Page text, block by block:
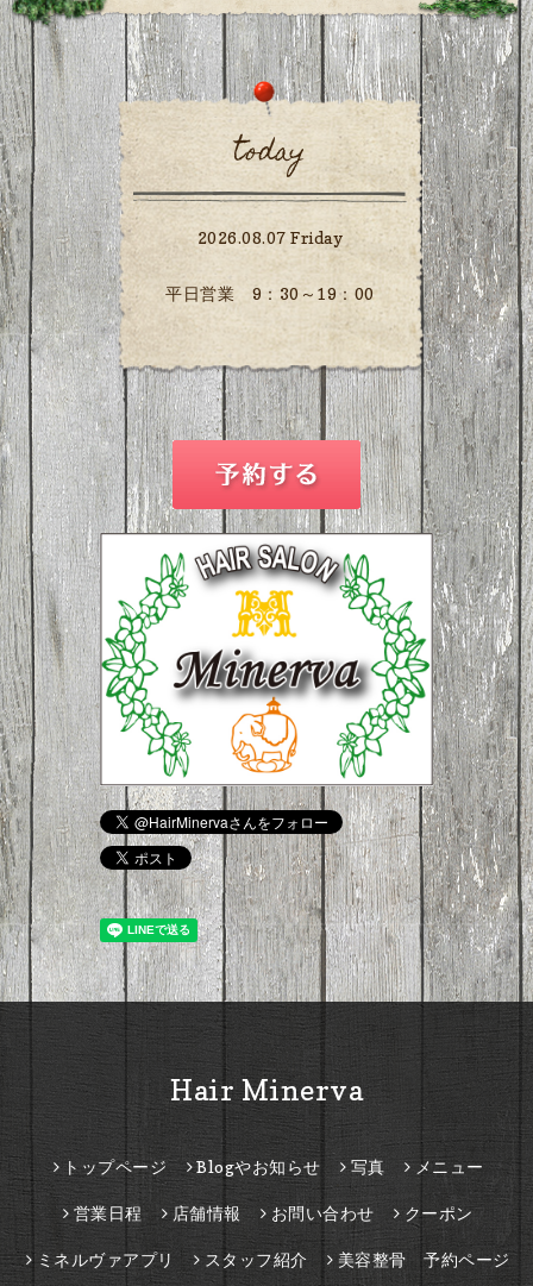
today
2026.08.07 Friday
平日営業 9：30～19：00
Hair Minerva
トップページ Blogやお知らせ 写真 メニュー
営業日程 店舗情報 お問い合わせ クーポン
ミネルヴァアプリ スタッフ紹介 美容整骨 予約ページ